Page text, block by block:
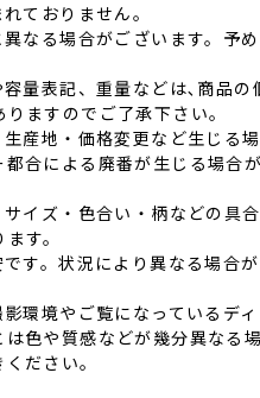
ておりません。
なる場合がございます。予め
量表記、重量などは､商品の
ますのでご了承下さい。
産地‧価格変更など⽣じる場
合による廃番が⽣じる場合
イズ‧⾊合い‧柄などの具合
す。
す。状況により異なる場合が
環境やご覧になっているディ
⾊や質感などが幾分異なる
ださい。